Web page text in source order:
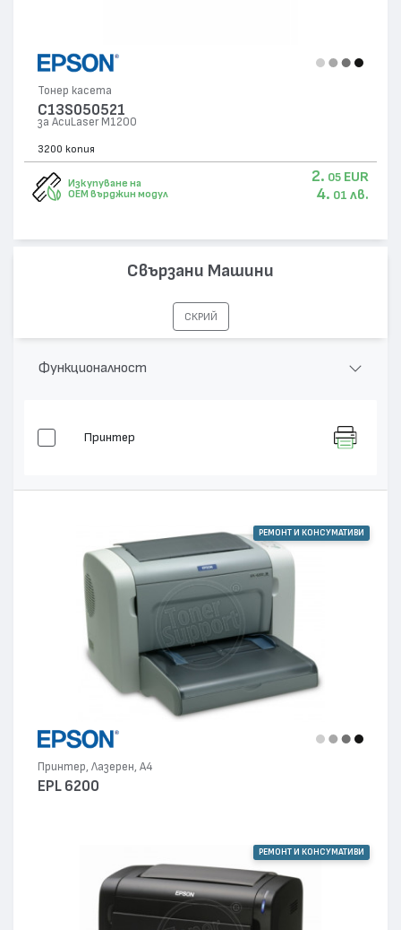
Тонер касета
C13S050521
за AcuLaser M1200
3200 копия
Изкупуване на
OEM върджин модул
2. 05 EUR
4. 01 лв.
Свързани Машини
СКРИЙ
Функционалност
Принтер
РЕМОНТ И КОНСУМАТИВИ
Принтер, Лазерен, А4
EPL 6200
РЕМОНТ И КОНСУМАТИВИ